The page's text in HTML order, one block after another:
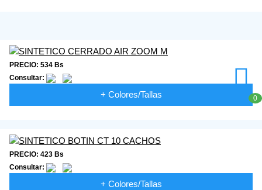
PRECIO: 534 Bs
Consultar:
+ Colores/Tallas
PRECIO: 423 Bs
Consultar:
+ Colores/Tallas
0